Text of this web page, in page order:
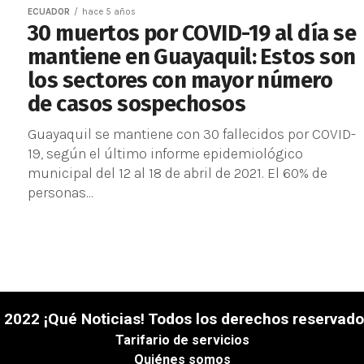
ECUADOR hace 5 años
30 muertos por COVID-19 al día se
mantiene en Guayaquil: Estos son
los sectores con mayor número
de casos sospechosos
Guayaquil se mantiene con 30 fallecidos por COVID-
19, según el último informe epidemiológico
municipal del 12 al 18 de abril de 2021. El 60% de
personas...
¡Qué Noticias! Todos los derechos
Tarifario de servicios
Quiénes somos